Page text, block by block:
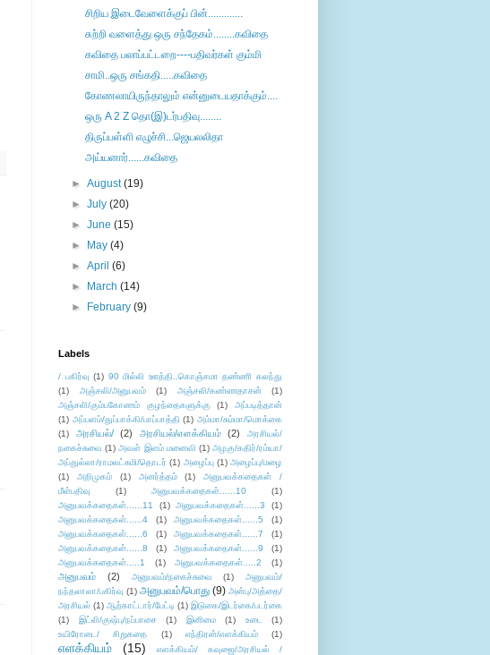
சிறிய இடைவேளைக்குப் பின்.............
சுற்றி வளைத்து ஒரு சந்தேகம்........கவிதை
கவிதை பலாப்பட்டறை----பதிவர்கள் கும்மி
சாமி..ஒரு சங்கதி.....கவிதை
கோணலாயிருந்தாலும் என்னுடையதாக்கும்....
ஒரு A 2 Z தொ(இ)டர்பதிவு........
திருப்பள்ளி எழுச்சி...ஜெயலலிதா
அய்யனார்......கவிதை
►August(19)
►July(20)
►June(15)
►
May(4)
►April(6)
►
March(14)
►
February(9)
Labels
/ பகிர்வு (1) 90 மில்லி ஊத்தி..கொஞ்சமா தண்ணி கலந்து
(1)
அஞ்சலி/அனுபவம் (1) அஞ்சலி/கண்ணதாசன்
(1)
அஞ்சலி/கும்பகோணம் குழந்தைகளுக்கு
(1)
அப்படித்தான்
(1) அப்பளம்/துப்பாக்கி/பாப்பாத்தி (1) அம்மா/சும்மா/மொக்கை
(1)
அரசியல்/ (2) அரசியல்/எளக்கியம் (2)
அரசியல்/
நகைச்சுவை (1) அவள் இளம் மனைவி (1) அழகு/கதிர்/ரம்யா/
அப்துல்லா/ராமலட்சுமி/தொடர் (1) அழைப்பு (1) அழைப்பு/மழை
(1)
அறிமுகம் (1) அனர்த்தம் (1)
அனுபவக்கதைகள் /
மீள்பதிவு
(1) அனுபவக்கதைகள்......10
(1)
அனுபவக்கதைகள்......11
(1) அனுபவக்கதைகள்......3
(1)
அனுபவக்கதைகள்......4
(1) அனுபவக்கதைகள்......5
(1)
அனுபவக்கதைகள்......6
(1) அனுபவக்கதைகள்......7
(1)
அனுபவக்கதைகள்......8
(1) அனுபவக்கதைகள்......9
(1)
அனுபவக்கதைகள்.....1
(1) அனுபவக்கதைகள்.....2 (1)
அனுபவம் (2) அனுபவம்/நகைச்சுவை (1)
அனுபவம்/
நந்தலாலா/பகிர்வு (1) அனுபவம்/பொது (9) அன்பு/அத்தை/
அரசியல் (1) ஆற்காட்டார்/பேட்டி (1) இடுகை/இடர்கை/படர்கை
(1)
இட்லி/குஷ்பு/நப்பாசை (1) இனிமை (1) உடை
(1)
உயிரோடை/ சிறுகதை
(1) எந்திரன்/எளக்கியம் (1)
எளக்கியம் (15)
எளக்கியம்/ கவுஜை/அரசியல் /